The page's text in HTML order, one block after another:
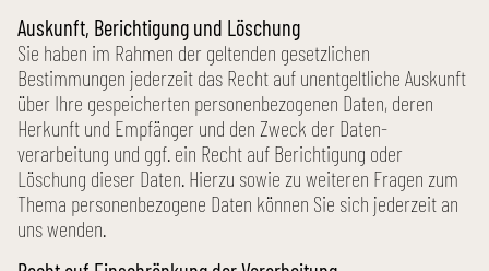
Auskunft, Berichtigung und Löschung
Sie haben im Rahmen der geltenden gesetzlichen
Bestimmungen jederzeit das Recht auf unentgeltliche Auskunft
über Ihre gespeicherten personen­bezogenen Daten, deren
Herkunft und Empfänger und den Zweck der Daten­
verarbeitung und ggf. ein Recht auf Berichtigung oder
Löschung dieser Daten. Hierzu sowie zu weiteren Fragen zum
Thema personen­bezogene Daten können Sie sich jederzeit an
uns wenden.